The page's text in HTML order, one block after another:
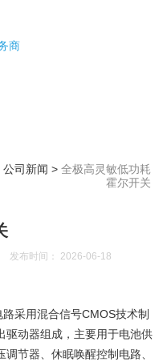
商
公司新闻 > 全极高灵敏低功耗
霍尔开关
发布时间： 2026-06-18
采用混合信号CMOS技术制
驱动器组成，主要用于电池供
节器、休眠唤醒控制电路、